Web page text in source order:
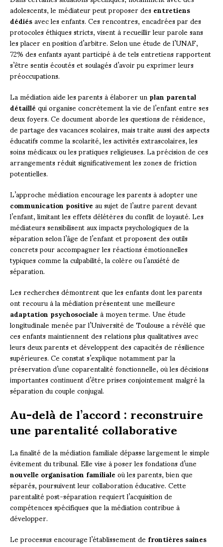
adolescents, le médiateur peut proposer desentretiens
dédiésavec les enfants. Ces rencontres, encadrées par des
protocoles éthiques stricts, visent à recueillir leur parole sans
les placer en position d’arbitre. Selon une étude de l’UNAF,
72% des enfants ayant participé à de tels entretiens rapportent
s’être sentis écoutés et soulagés d’avoir pu exprimer leurs
préoccupations.
La médiation aide les parents à élaborer unplan parental
détailléqui organise concrètement la vie de l’enfant entre ses
deux foyers. Ce document aborde les questions de résidence,
de partage des vacances scolaires, mais traite aussi des aspects
éducatifs comme la scolarité, les activités extrascolaires, les
soins médicaux ou les pratiques religieuses. La précision de ces
arrangements réduit significativement les zones de friction
potentielles.
L’approche médiation encourage les parents à adopter une
communication positiveau sujet de l’autre parent devant
l’enfant, limitant les effets délétères du conflit de loyauté. Les
médiateurs sensibilisent aux impacts psychologiques de la
séparation selon l’âge de l’enfant et proposent des outils
concrets pour accompagner les réactions émotionnelles
typiques comme la culpabilité, la colère ou l’anxiété de
séparation.
Les recherches démontrent que les enfants dont les parents
ont recouru à la médiation présentent une meilleure
adaptation psychosocialeà moyen terme. Une étude
longitudinale menée par l’Université de Toulouse a révélé que
ces enfants maintiennent des relations plus qualitatives avec
leurs deux parents et développent des capacités de résilience
supérieures. Ce constat s’explique notamment par la
préservation d’une coparentalité fonctionnelle, où les décisions
importantes continuent d’être prises conjointement malgré la
séparation du couple conjugal.
Au-delà de l’accord : reconstruire
une parentalité collaborative
La finalité de la médiation familiale dépasse largement le simple
évitement du tribunal. Elle vise à poser les fondations d’une
nouvelle organisation familialeoù les parents, bien que
séparés, poursuivent leur collaboration éducative. Cette
parentalité post-séparation requiert l’acquisition de
compétences spécifiques que la médiation contribue à
développer.
Le processus encourage l’établissement defrontières saines